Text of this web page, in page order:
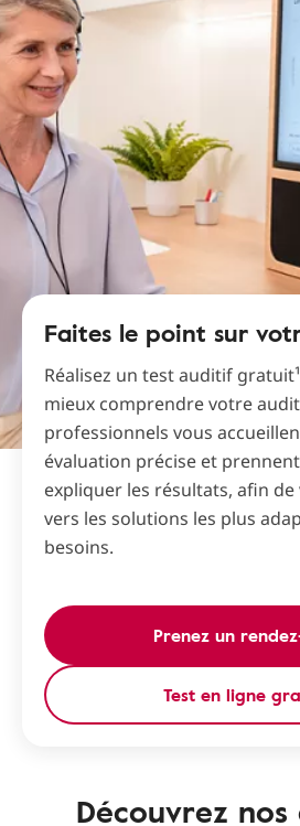
Faites le point sur
Réalisez un test auditif
mieux comprendre votre
professionnels vous
évaluation précise et
expliquer les résultats, afin
vers les solutions les plus
besoins.
Prenez un
Test en ligne
Découvrez nos